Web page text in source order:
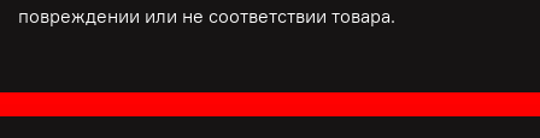
повреждении или не соответствии товара.